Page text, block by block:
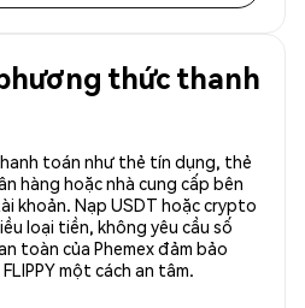
thức thanh
toán như thẻ tín dụng, thẻ
hàng hoặc nhà cung cấp bên
khoản. Nạp USDT hoặc crypto
loại tiền, không yêu cầu số
toàn của Phemex đảm bảo
một cách an tâm.